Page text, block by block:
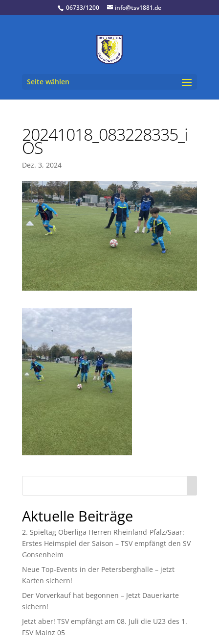
06733/1200 info@tsv1881.de
Seite wählen
20241018_083228335_i
OS
Dez. 3, 2024
Aktuelle Beiträge
2. Spieltag Oberliga Herren Rheinland-Pfalz/Saar:
Erstes Heimspiel der Saison – TSV empfängt den SV
Gonsenheim
Neue Top-Events in der Petersberghalle – jetzt
Karten sichern!
Der Vorverkauf hat begonnen – Jetzt Dauerkarte
sichern!
Jetzt aber! TSV empfängt am 08. Juli die U23 des 1.
FSV Mainz 05